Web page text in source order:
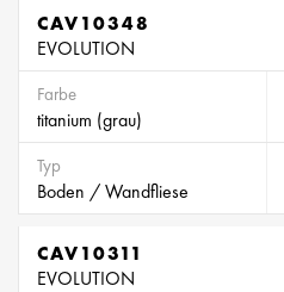
CAV10348
EVOLUTION
Farbe
titanium (grau)
Typ
Boden / Wandfliese
CAV10311
EVOLUTION